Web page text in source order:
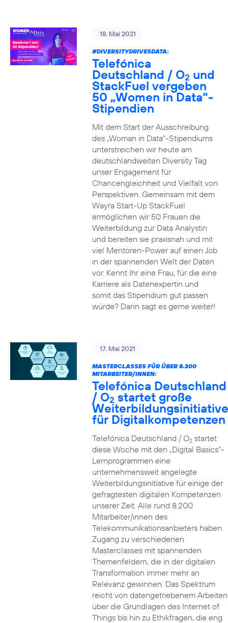
18. Mai 2021
#DIVERSITYDRIVESDATA:
Telefónica
Deutschland / O2 und
StackFuel vergeben
50 „Women in Data“-
Stipendien
Mit dem Start der Ausschreibung
des „Woman in Data“-Stipendiums
unterstreichen wir heute am
deutschlandweiten Diversity Tag
unser Engagement für
Chancengleichheit und Vielfalt von
Perspektiven. Gemeinsam mit dem
Wayra Start-Up StackFuel
ermöglichen wir 50 Frauen die
Weiterbildung zur Data Analystin
und bereiten sie praxisnah und mit
viel Mentoren-Power auf einen Job
in der spannenden Welt der Daten
vor. Kennt Ihr eine Frau, für die eine
Karriere als Datenexpertin und
somit das Stipendium gut passen
würde? Dann sagt es gerne weiter!
17. Mai 2021
MASTERCLASSES FÜR ÜBER 8.200
MITARBEITER/INNEN:
Telefónica Deutschland
/ O2 startet große
Weiterbildungsinitiative
für Digitalkompetenzen
Telefónica Deutschland / O2startet
diese Woche mit den „Digital Basics“-
Lernprogrammen eine
unternehmensweit angelegte
Weiterbildungsinitiative für einige der
gefragtesten digitalen Kompetenzen
unserer Zeit. Alle rund 8.200
Mitarbeiter/innen des
Telekommunikationsanbieters haben
Zugang zu verschiedenen
Masterclasses mit spannenden
Themenfeldern, die in der digitalen
Transformation immer mehr an
Relevanz gewinnen. Das Spektrum
reicht von datengetriebenem Arbeiten
über die Grundlagen des Internet of
Things bis hin zu Ethikfragen, die eng